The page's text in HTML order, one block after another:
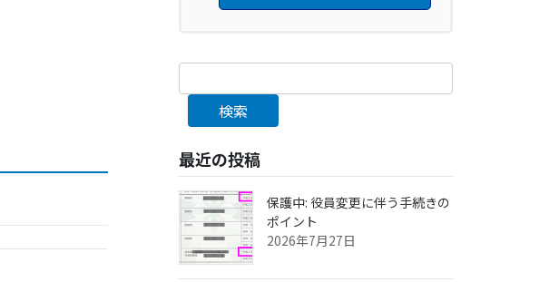
検索
最近の投稿
保護中: 役員変更に伴う手続きの
ポイント
2026年7月27日